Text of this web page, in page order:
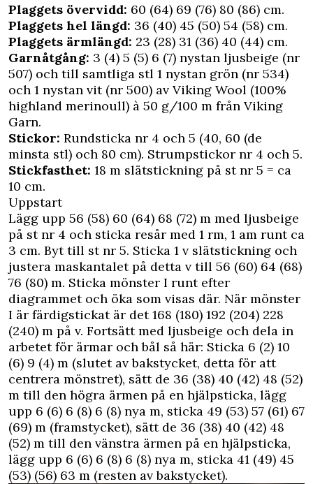
Plaggets övervidd: 60 (64) 69 (76) 80 (86) cm.
Plaggets hel längd: 36 (40) 45 (50) 54 (58) cm.
Plaggets ärmlängd: 23 (28) 31 (36) 40 (44) cm.
Garnåtgång: 3 (4) 5 (5) 6 (7) nystan ljusbeige (nr
507) och till samtliga stl 1 nystan grön (nr 534)
och 1 nystan vit (nr 500) av Viking Wool (100%
highland merinoull) à 50 g/100 m från Viking
Garn.
Stickor: Rundsticka nr 4 och 5 (40, 60 (de
minsta stl) och 80 cm). Strumpstickor nr 4 och 5.
Stickfasthet: 18 m slätstickning på st nr 5 = ca
10 cm.
Uppstart
Lägg upp 56 (58) 60 (64) 68 (72) m med ljusbeige
på st nr 4 och sticka resår med 1 rm, 1 am runt ca
3 cm. Byt till st nr 5. Sticka 1 v slätstickning och
justera maskantalet på detta v till 56 (60) 64 (68)
76 (80) m. Sticka mönster I runt efter
diagrammet och öka som visas där. När mönster
I är färdigstickat är det 168 (180) 192 (204) 228
(240) m på v. Fortsätt med ljusbeige och dela in
arbetet för ärmar och bål så här: Sticka 6 (2) 10
(6) 9 (4) m (slutet av bakstycket, detta för att
centrera mönstret), sätt de 36 (38) 40 (42) 48 (52)
m till den högra ärmen på en hjälpsticka, lägg
upp 6 (6) 6 (8) 6 (8) nya m, sticka 49 (53) 57 (61) 67
(69) m (framstycket), sätt de 36 (38) 40 (42) 48
(52) m till den vänstra ärmen på en hjälpsticka,
lägg upp 6 (6) 6 (8) 6 (8) nya m, sticka 41 (49) 45
(53) (56) 63 m (resten av bakstycket).